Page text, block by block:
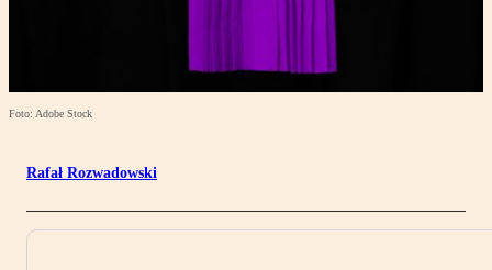
Foto: Adobe Stock
Rafał Rozwadowski